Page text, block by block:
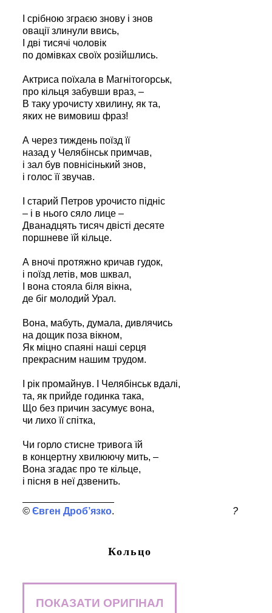
І срібною зграєю знову і знов
овації злинули ввись,
І дві тисячі чоловік
по домівках своїх розійшлись.
Актриса поїхала в Магнітогорськ,
про кільця забувши враз, –
В таку урочисту хвилину, як та,
яких не вимовиш фраз!
А через тиждень поїзд її
назад у Челябінськ примчав,
і зал був повнісінький знов,
і голос її звучав.
І старий Петров урочисто підніс
– і в нього сяло лице –
Дванадцять тисяч двісті десяте
поршневе їй кільце.
А вночі протяжно кричав гудок,
і поїзд летів, мов шквал,
І вона стояла біля вікна,
де біг молодий Урал.
Вона, мабуть, думала, дивлячись
на дощик поза вікном,
Як міцно спаяні наші серця
прекрасним нашим трудом.
І рік промайнув. І Челябінськ вдалі,
та, як прийде годинка така,
Що без причин засумує вона,
чи лихо її спітка,
Чи горло стисне тривога їй
в концертну хвилюючу мить, –
Вона згадає про те кільце,
і пісня в неї дзвенить.
Євген Дроб’язко ?
Кольцо
ПОКАЗАТИ ОРИГІНАЛ